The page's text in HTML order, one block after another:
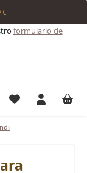
€
formulario de
Tienes 0